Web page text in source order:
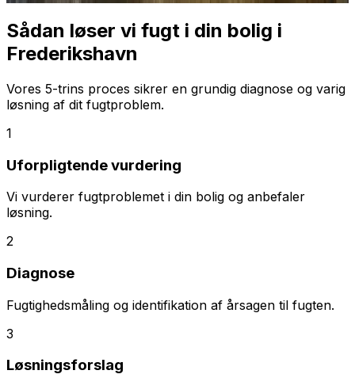
Sådan løser vi fugt i din bolig i
Frederikshavn
Vores 5-trins proces sikrer en grundig diagnose og varig
løsning af dit fugtproblem.
1
Uforpligtende vurdering
Vi vurderer fugtproblemet i din bolig og anbefaler
løsning.
2
Diagnose
Fugtighedsmåling og identifikation af årsagen til fugten.
3
Løsningsforslag